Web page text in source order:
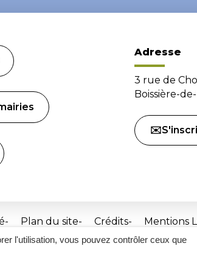
l'utilisation, vous pouvez contrôler ceux que
Adresse
3 rue de
Boissière-
Plan du site Crédits Mentions